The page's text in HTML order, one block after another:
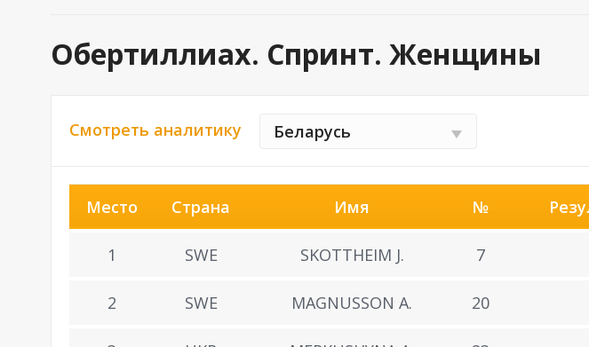
Обертиллиах. Спринт. Женщины
Смотреть аналитику Беларусь
Место Страна Имя №
1 SWE SKOTTHEIM J. 7
2 SWE MAGNUSSON A. 20